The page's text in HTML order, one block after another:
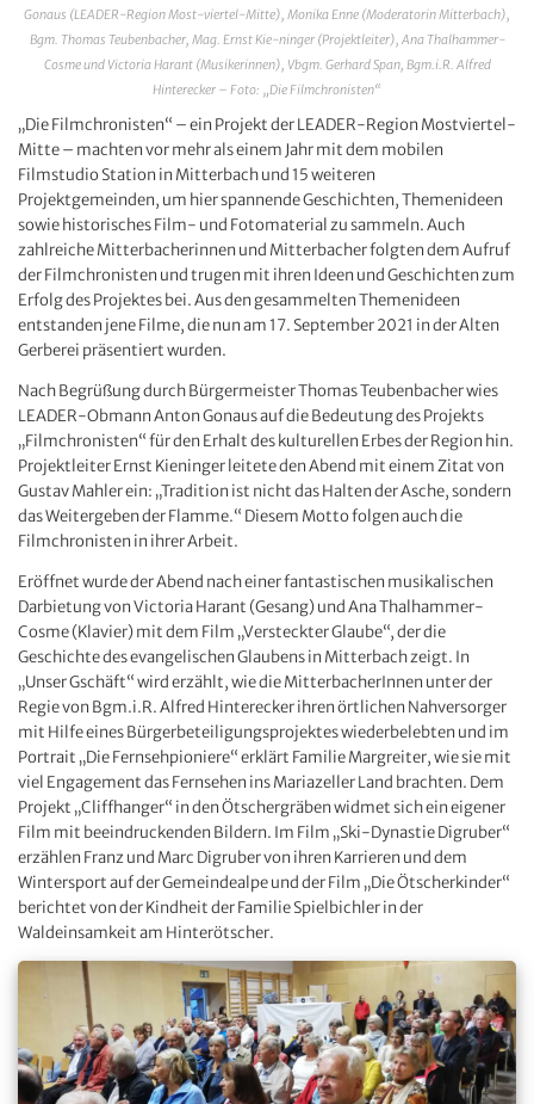
Gonaus (LEADER-Region Most-viertel-Mitte), Monika Enne (Moderatorin Mitterbach),
Bgm. Thomas Teubenbacher, Mag. Ernst Kie-ninger (Projektleiter), Ana Thalhammer-
Cosme und Victoria Harant (Musikerinnen), Vbgm. Gerhard Span, Bgm.i.R. Alfred
Hinterecker – Foto: „Die Filmchronisten“
„Die Filmchronisten“ – ein Projekt der LEADER-Region Mostviertel-
Mitte – machten vor mehr als einem Jahr mit dem mobilen
Filmstudio Station in Mitterbach und 15 weiteren
Projektgemeinden, um hier spannende Geschichten, Themenideen
sowie historisches Film- und Fotomaterial zu sammeln. Auch
zahlreiche Mitterbacherinnen und Mitterbacher folgten dem Aufruf
der Filmchronisten und trugen mit ihren Ideen und Geschichten zum
Erfolg des Projektes bei. Aus den gesammelten Themenideen
entstanden jene Filme, die nun am 17. September 2021 in der Alten
Gerberei präsentiert wurden.
Nach Begrüßung durch Bürgermeister Thomas Teubenbacher wies
LEADER-Obmann Anton Gonaus auf die Bedeutung des Projekts
„Filmchronisten“ für den Erhalt des kulturellen Erbes der Region hin.
Projektleiter Ernst Kieninger leitete den Abend mit einem Zitat von
Gustav Mahler ein: „Tradition ist nicht das Halten der Asche, sondern
das Weitergeben der Flamme.“ Diesem Motto folgen auch die
Filmchronisten in ihrer Arbeit.
Eröffnet wurde der Abend nach einer fantastischen musikalischen
Darbietung von Victoria Harant (Gesang) und Ana Thalhammer-
Cosme (Klavier) mit dem Film „Versteckter Glaube“, der die
Geschichte des evangelischen Glaubens in Mitterbach zeigt. In
„Unser Gschäft“ wird erzählt, wie die MitterbacherInnen unter der
Regie von Bgm.i.R. Alfred Hinterecker ihren örtlichen Nahversorger
mit Hilfe eines Bürgerbeteiligungsprojektes wiederbelebten und im
Portrait „Die Fernsehpioniere“ erklärt Familie Margreiter, wie sie mit
viel Engagement das Fernsehen ins Mariazeller Land brachten. Dem
Projekt „Cliffhanger“ in den Ötschergräben widmet sich ein eigener
Film mit beeindruckenden Bildern. Im Film „Ski-Dynastie Digruber“
erzählen Franz und Marc Digruber von ihren Karrieren und dem
Wintersport auf der Gemeindealpe und der Film „Die Ötscherkinder“
berichtet von der Kindheit der Familie Spielbichler in der
Waldeinsamkeit am Hinterötscher.